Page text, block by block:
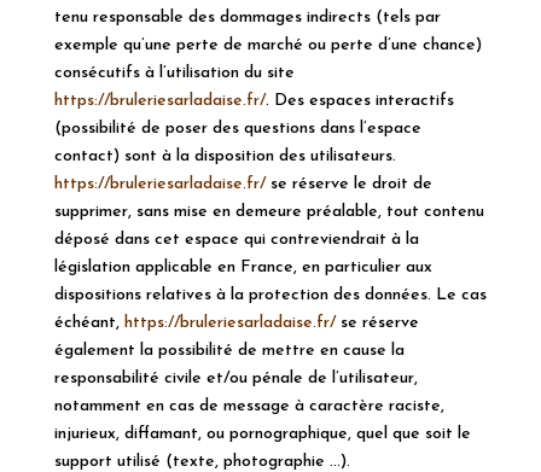
tenu responsable des dommages indirects (tels par
exemple qu’une perte de marché ou perte d’une chance)
consécutifs à l’utilisation du site
https://bruleriesarladaise.fr/. Des espaces interactifs
(possibilité de poser des questions dans l’espace
contact) sont à la disposition des utilisateurs.
https://bruleriesarladaise.fr/se réserve le droit de
supprimer, sans mise en demeure préalable, tout contenu
déposé dans cet espace qui contreviendrait à la
législation applicable en France, en particulier aux
dispositions relatives à la protection des données. Le cas
échéant, https://bruleriesarladaise.fr/se réserve
également la possibilité de mettre en cause la
responsabilité civile et/ou pénale de l’utilisateur,
notamment en cas de message à caractère raciste,
injurieux, diffamant, ou pornographique, quel que soit le
support utilisé (texte, photographie …).